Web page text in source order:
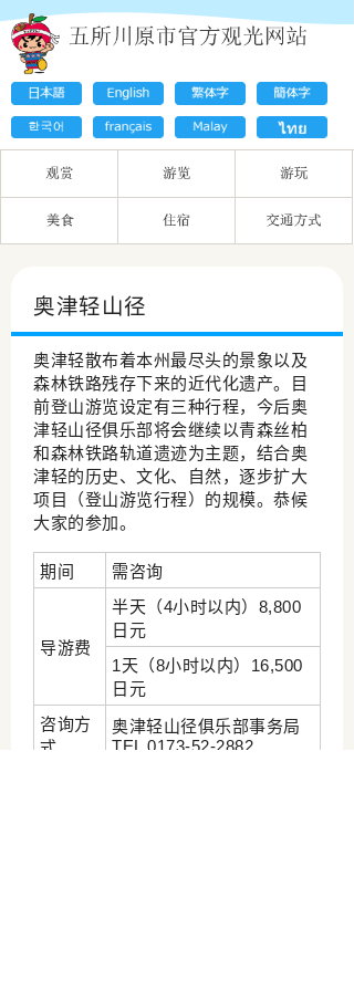
奥津轻山径
奥津轻散布着本州最尽头的景象以及
森林铁路残存下来的近代化遗产。目
前登山游览设定有三种行程，今后奥
津轻山径俱乐部将会继续以青森丝柏
和森林铁路轨道遗迹为主题，结合奥
津轻的历史、文化、自然，逐步扩大
项目（登山游览行程）的规模。恭候
大家的参加。
期间 需咨询
导游费
半天（4小时以内）8,800
日元
1天（8小时以内）16,500
日元
咨询方
式
奥津轻山径俱乐部事务局
TEL 0173-52-2882